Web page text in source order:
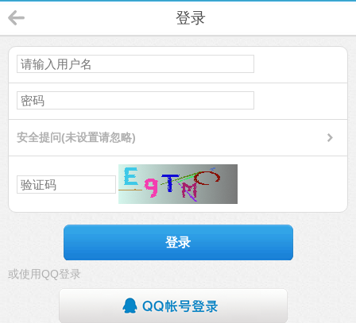
登录
安全提问(未设置请忽略)
登录
或使用QQ登录